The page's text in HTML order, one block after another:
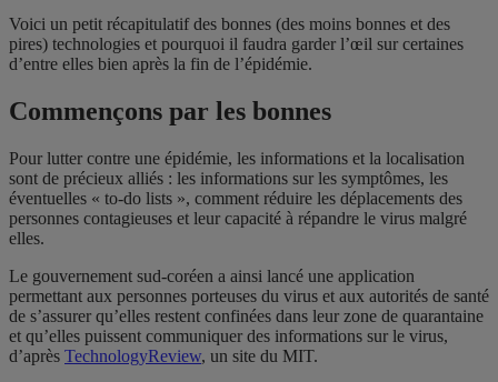
Voici un petit récapitulatif des bonnes (des moins bonnes et des
pires) technologies et pourquoi il faudra garder l’œil sur certaines
d’entre elles bien après la fin de l’épidémie.
Commençons par les bonnes
Pour lutter contre une épidémie, les informations et la localisation
sont de précieux alliés : les informations sur les symptômes, les
éventuelles « to-do lists », comment réduire les déplacements des
personnes contagieuses et leur capacité à répandre le virus malgré
elles.
Le gouvernement sud-coréen a ainsi lancé une application
permettant aux personnes porteuses du virus et aux autorités de santé
de s’assurer qu’elles restent confinées dans leur zone de quarantaine
et qu’elles puissent communiquer des informations sur le virus,
d’après TechnologyReview, un site du MIT.